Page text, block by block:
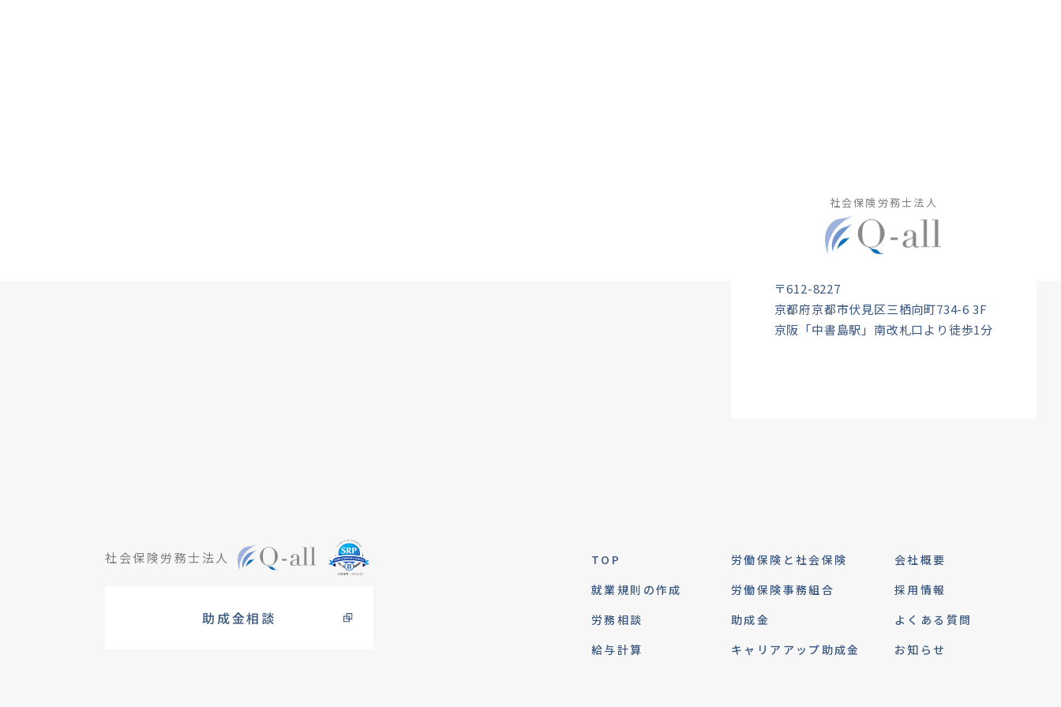
社会保険労務士法人
〒612-8227
京都府京都市伏見区三栖向町734-6 3F
京阪「中書島駅」南改札口より徒歩1分
社会保険労務士法人
助成金相談
TOP
就業規則の作成
労務相談
給与計算
労働保険と社会保険
労働保険事務組合
助成金
キャリアアップ助成金
会社概要
採用情報
よくある質問
お知らせ